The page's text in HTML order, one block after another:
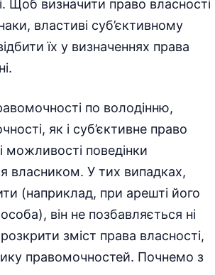
Щоб визначити право власності
властиві суб’єктивному
їх у визначеннях права
по володінню,
як і суб’єктивне право
поведінки
власником. У тих випадках,
(наприклад, при арешті його
він не позбавляється ні
зміст права власності,
правомочностей. Почнемо з